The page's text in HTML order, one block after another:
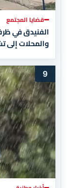
قضايا المجتمع
الفنيدق في
والمحلات إلى
9